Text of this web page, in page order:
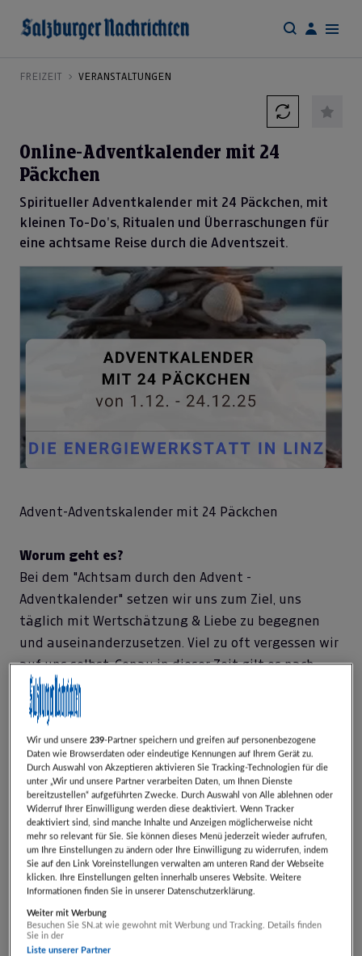
FREIZEIT VERANSTALTUNGEN
Online-Adventkalender mit 24
Päckchen
Spiritueller Adventkalender mit 24 Päckchen, mit
kleinen To-Do's, Ritualen und Überraschungen für
eine achtsame Reise durch die Adventszeit.
Advent-Adventskalender mit 24 Päckchen
Worum geht es?
Bei dem "Achtsam durch den Advent -
Adventkalender" setzen wir uns zum Ziel, uns
täglich mit Wertschätzung & Liebe zu begegnen
und auseinanderzusetzen. Viel zu oft vergessen wir
auf uns selbst. Genau in dieser Zeit gilt es nach
Innen zu Schauen, den Trubel der beleuchteten
Einkaufsstraßen zu entfliehen und die besinnliche
Zeit für sich selbst zu nutzen um eine gute Tat für
sich selbst zu tun.
Das Prinzip ist ganz einfach - wir schenken uns
Achtsamkeit, Liebe und Wertschätzung. Damit
machen wir unsere Welt ein kleines bisschen
freundlicher, schöner, liebevoller - kurz gesagt,
einfach besser.
Ich bin absolut davon überzeugt, da wir täglich
eine neue Wahl haben, unsere Welt ein Stück
Wir und unsere239-Partner speichern und greifen auf personenbezogene
Daten wie Browserdaten oder eindeutige Kennungen auf Ihrem Gerät zu.
Durch Auswahl von Akzeptieren aktivieren Sie Tracking-Technologien für die
unter „Wir und unsere Partner verarbeiten Daten, um Ihnen Dienste
bereitzustellen“ aufgeführten Zwecke. Durch Auswahl von Alle ablehnen oder
Widerruf Ihrer Einwilligung werden diese deaktiviert. Wenn Tracker
deaktiviert sind, sind manche Inhalte und Anzeigen möglicherweise nicht
mehr so relevant für Sie. Sie können dieses Menü jederzeit wieder aufrufen,
um Ihre Einstellungen zu ändern oder Ihre Einwilligung zu widerrufen, indem
Sie auf den Link Voreinstellungen verwalten am unteren Rand der Webseite
klicken. Ihre Einstellungen gelten innerhalb unseres Website. Weitere
Informationen finden Sie in unserer Datenschutzerklärung.
Weiter mit Werbung
Besuchen Sie SN.at wie gewohnt mit Werbung und Tracking. Details finden
Sie in der
Liste unserer Partner